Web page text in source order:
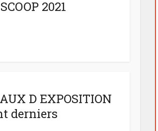
2021
D EXPOSITION
derniers